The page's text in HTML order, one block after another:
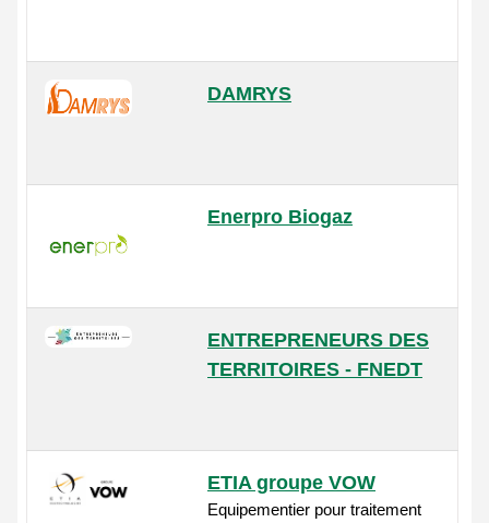
DAMRYS
Enerpro Biogaz
ENTREPRENEURS DES
TERRITOIRES - FNEDT
ETIA groupe VOW
Equipementier pour traitement